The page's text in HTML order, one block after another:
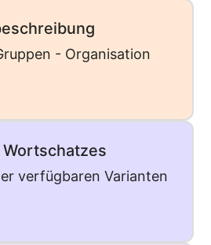
- Organisation
verfügbaren Varianten